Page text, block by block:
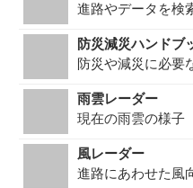
進路やデータを検
防災減災ハンドブ
防災や減災に必要
雨雲レーダー
現在の雨雲の様子
風レーダー
進路にあわせた風